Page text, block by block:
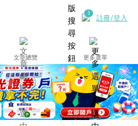
註冊/登入
文章總覽 更多選單